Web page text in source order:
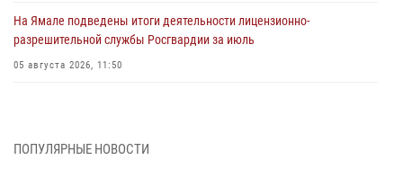
На Ямале подведены итоги деятельности лицензионно-
разрешительной службы Росгвардии за июль
05 августа 2026, 11:50
03 августа 2026, 07:21 2
ПОПУЛЯРНЫЕ НОВОСТИ